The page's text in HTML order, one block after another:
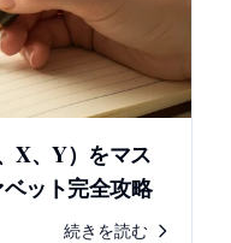
X、Y）をマス
ット完全攻略
続きを読む